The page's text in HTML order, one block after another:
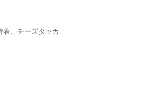
、チーズタッカ